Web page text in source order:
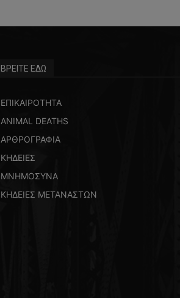
ΒΡΕΙΤΕ ΕΔΩ
ΕΠΙΚΑΙΡΟΤΗΤΑ
ANIMAL DEATHS
ΑΡΘΡΟΓΡΑΦΙΑ
ΚΗΔΕΙΕΣ
ΜΝΗΜΟΣΥΝΑ
ΚΗΔΕΙΕΣ ΜΕΤΑΝΑΣΤΩΝ